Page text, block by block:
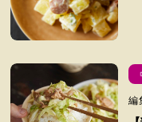
編